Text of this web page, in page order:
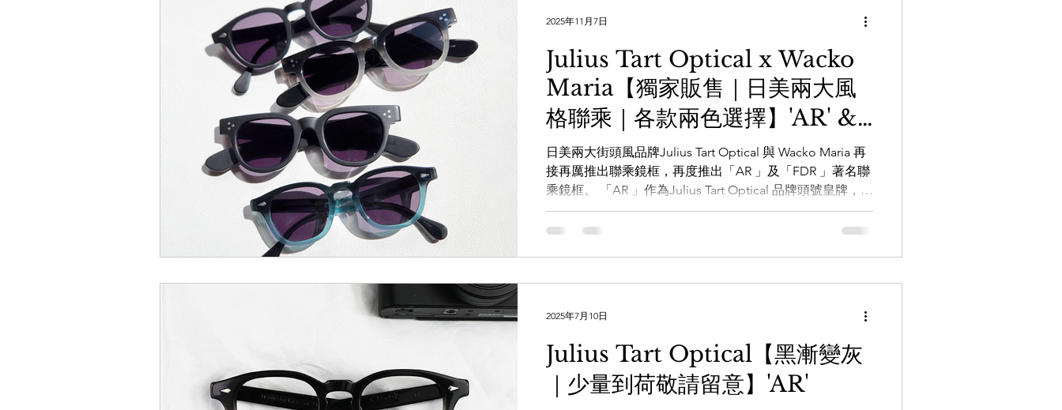
WAREHOUSE optic 日本手造眼鏡專門店】
www.facebook.com/theWAREHOUSEoptic
www.instagram.com/the_WAREHOUSE_optic
www.thewarehouse.com.hk 銅鑼灣店： 銅鑼灣白沙道18號
一樓 電話：2882 5488 尖沙咀店： 九龍尖沙咀河內道18號
K11商場G14號鋪 電話：3575 9557 旺角店：...
Julius Tart Optical x Wacko
Maria【獨家販售｜日美兩大風
格聯乘｜各款兩色選擇】'AR' &
'FDR'
日美兩大街頭風品牌Julius Tart Optical 與 Wacko Maria 再
接再厲推出聯乘鏡框，再度推出「AR 」及「FDR 」著名聯
乘鏡框。 「AR 」作為Julius Tart Optical 品牌頭號皇牌，注
入 Wacko Maria 標誌街頭視角，打造出磨砂黑、藍黑漸變
色兩種獨樹一格的配色，為復古造型添上點睛之筆。
感覺粗獷及富有質感，而今次的更特別配上磨砂黑、黑灰
賞。 「AR 」 Size: 46-22 Color : Matte Black / Black x Blue
Gradient 「FDR 」 Size: 46-22, Color : Matte Black / Black
x Grey Gradient 透過Whatsapp即時向店員查詢：
https://wa.me/85256206685 Whatsapp頻道：...
2025年11月7日
Julius Tart Optical【黑漸變灰
｜少量到荷敬請留意】'AR'
2025年7月10日